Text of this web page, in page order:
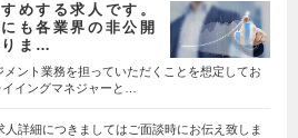
めする求人です。
も各業界の非公開
りま…
ント業務を担っていただくことを想定してお
イングマネジャーと…
人詳細につきましてはご面談時にお伝え致しま